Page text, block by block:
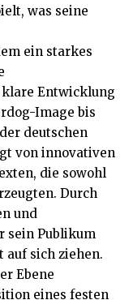
was seine
ein starkes
Entwicklung
Image bis
deutschen
von innovativen
die sowohl
Durch
und
sein Publikum
sich ziehen.
Ebene
eines festen